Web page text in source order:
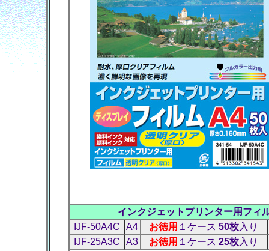
インクジェットプリンター用フ
IJF-50A4C
A4 お徳用 １ケース50枚入り
IJF-25A3C
A3 お徳用 １ケース25枚入り